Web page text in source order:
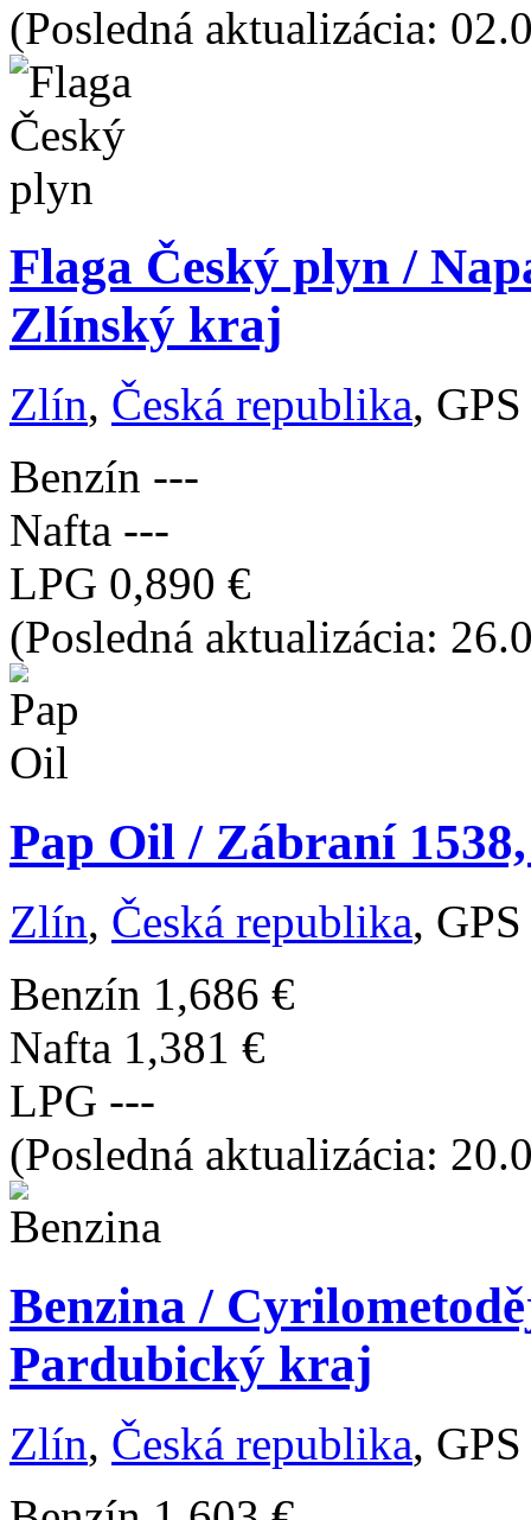
(Posledná aktualizácia:
Flaga Český plyn /
Zlínský kraj
Zlín, Česká republika,
Benzín ---
Nafta ---
LPG 0,890 €
(Posledná aktualizácia:
Pap Oil / Zábraní
Zlín, Česká republika,
Benzín 1,686 €
Nafta 1,381 €
LPG ---
(Posledná aktualizácia:
Benzina /
Pardubický kraj
Zlín, Česká republika,